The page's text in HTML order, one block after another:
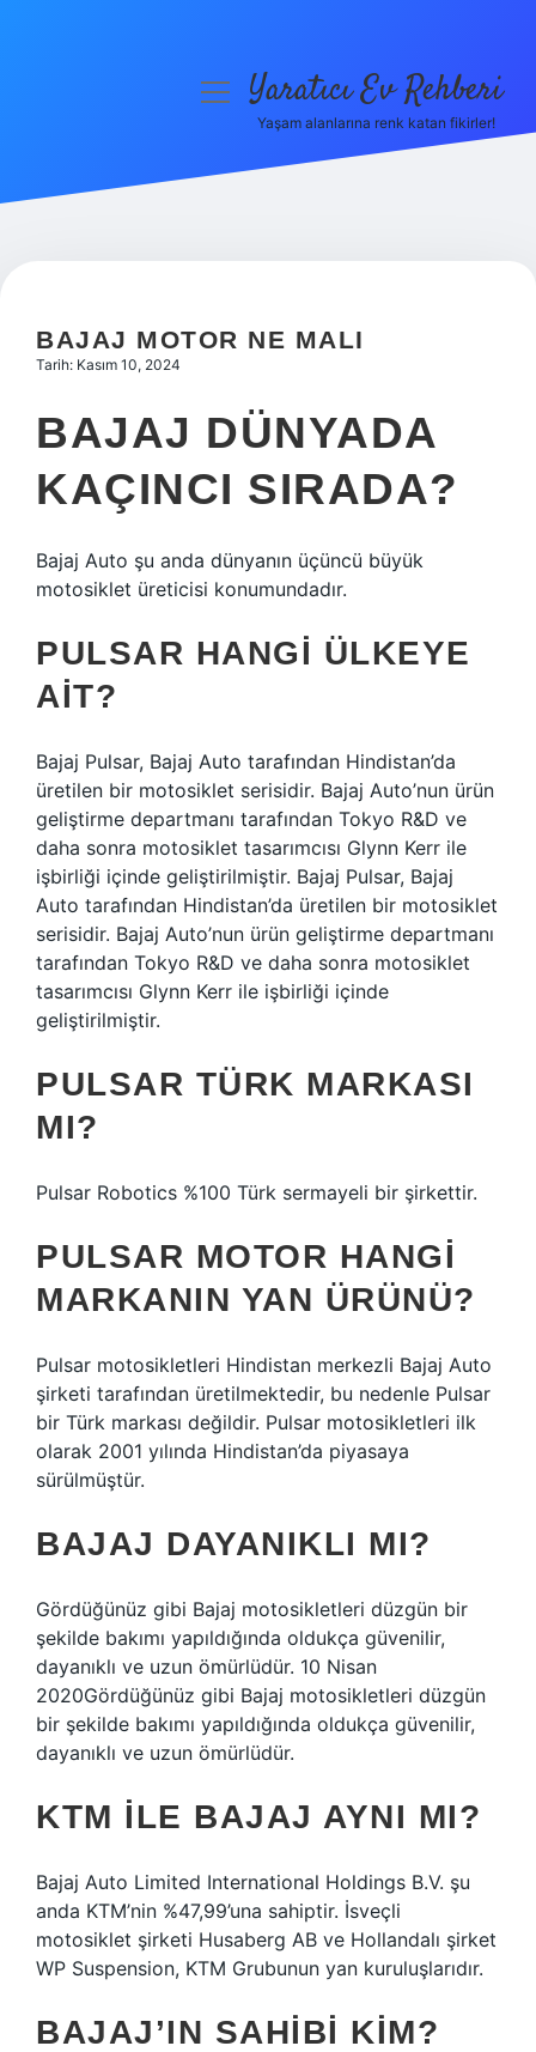
Hakkımızda
menüyüYaratıcı Ev Rehberi
Yaşam alanlarına renk katan fikirler!
BAJAJ MOTOR NE MALI
Tarih: Kasım 10, 2024
BAJAJ DÜNYADA
KAÇINCI SIRADA?
Bajaj Auto şu anda dünyanın üçüncü büyük
motosiklet üreticisi konumundadır.
PULSAR HANGI ÜLKEYE
AIT?
Bajaj Pulsar, Bajaj Auto tarafından Hindistan’da
üretilen bir motosiklet serisidir. Bajaj Auto’nun ürün
geliştirme departmanı tarafından Tokyo R&D ve
daha sonra motosiklet tasarımcısı Glynn Kerr ile
işbirliği içinde geliştirilmiştir. Bajaj Pulsar, Bajaj
Auto tarafından Hindistan’da üretilen bir motosiklet
serisidir. Bajaj Auto’nun ürün geliştirme departmanı
tarafından Tokyo R&D ve daha sonra motosiklet
tasarımcısı Glynn Kerr ile işbirliği içinde
geliştirilmiştir.
PULSAR TÜRK MARKASI
MI?
Pulsar Robotics %100 Türk sermayeli bir şirkettir.
PULSAR MOTOR HANGI
MARKANIN YAN ÜRÜNÜ?
Pulsar motosikletleri Hindistan merkezli Bajaj Auto
şirketi tarafından üretilmektedir, bu nedenle Pulsar
bir Türk markası değildir. Pulsar motosikletleri ilk
olarak 2001 yılında Hindistan’da piyasaya
sürülmüştür.
BAJAJ DAYANIKLI MI?
Gördüğünüz gibi Bajaj motosikletleri düzgün bir
şekilde bakımı yapıldığında oldukça güvenilir,
dayanıklı ve uzun ömürlüdür. 10 Nisan
2020Gördüğünüz gibi Bajaj motosikletleri düzgün
bir şekilde bakımı yapıldığında oldukça güvenilir,
dayanıklı ve uzun ömürlüdür.
KTM ILE BAJAJ AYNI MI?
Bajaj Auto Limited International Holdings B.V. şu
anda KTM’nin %47,99’una sahiptir. İsveçli
motosiklet şirketi Husaberg AB ve Hollandalı şirket
WP Suspension, KTM Grubunun yan kuruluşlarıdır.
BAJAJ’IN SAHIBI KIM?